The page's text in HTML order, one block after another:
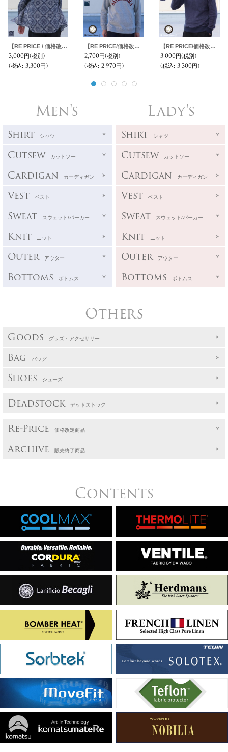
【RE PRICE / 価格改定】バンダナプリントボタンダウンカラー長袖シャツ【MADE IN JAPAN】『日本製』/ Upscape Audience
3,000円(税別)
(税込: 3,300円)
【RE PRICE/価格改定】コーマ裏毛プリントプルオーバー長袖パーカー【MADE IN JAPAN】『日本製』/ Upscape Audience
2,700円(税別)
(税込: 2,970円)
【RE PRICE/価格改定】パイルシャギー サドルショルダー C/N L/S ニットソー【MADE IN JAPAN】『日本製』/ Upscape Audience
3,000円(税別)
(税込: 3,300円)
Men's
Shirt シャツ
Cutsew カットソー
Cardigan カーディガン
Vest ベスト
Sweat スウェット/パーカー
Knit ニット
Outer アウター
Bottoms ボトムス
Lady's
Shirt シャツ
Cutsew カットソー
Cardigan カーディガン
Vest ベスト
Sweat スウェット/パーカー
Knit ニット
Outer アウター
Bottoms ボトムス
Others
Goods グッズ・アクセサリー
Bag バッグ
Shoes シューズ
Deadstock デッドストック
Re-Price 価格改定商品
Archive 販売終了商品
Contents